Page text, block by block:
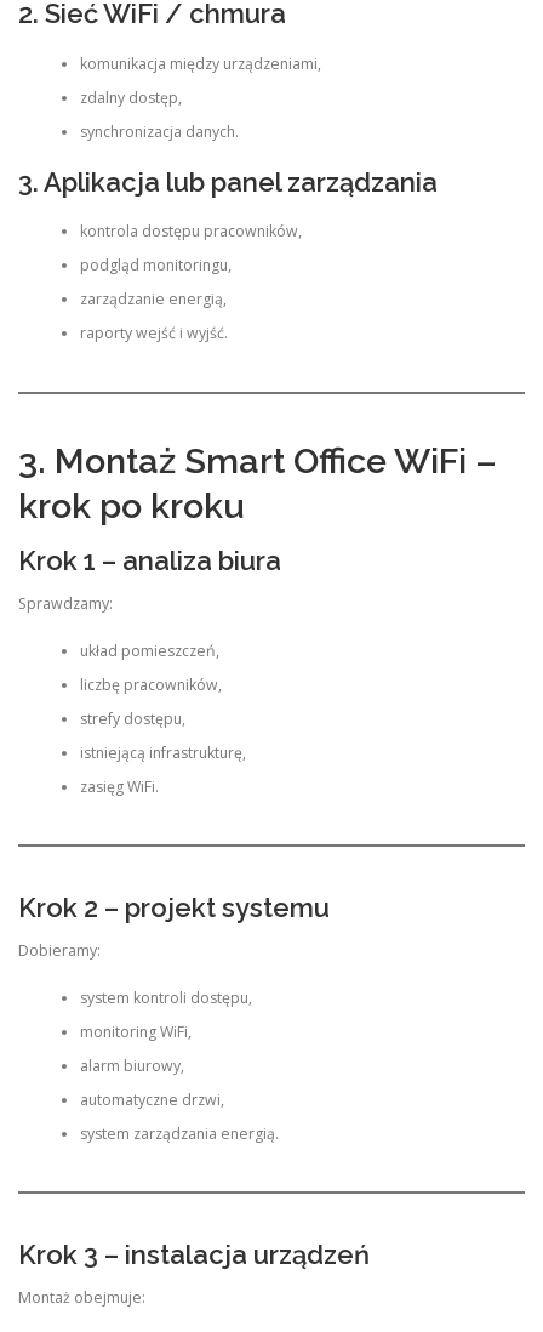
2. Sieć WiFi / chmura
komunikacja między urządzeniami,
zdalny dostęp,
synchronizacja danych.
3. Aplikacja lub panel zarządzania
kontrola dostępu pracowników,
podgląd monitoringu,
zarządzanie energią,
raporty wejść i wyjść.
3. Montaż Smart Office WiFi –
krok po kroku
Krok 1 – analiza biura
Sprawdzamy:
układ pomieszczeń,
liczbę pracowników,
strefy dostępu,
istniejącą infrastrukturę,
zasięg WiFi.
Krok 2 – projekt systemu
Dobieramy:
system kontroli dostępu,
monitoring WiFi,
alarm biurowy,
automatyczne drzwi,
system zarządzania energią.
Krok 3 – instalacja urządzeń
Montaż obejmuje: